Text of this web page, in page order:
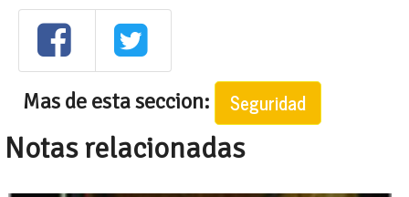
Mas de esta seccion: Seguridad
Notas relacionadas